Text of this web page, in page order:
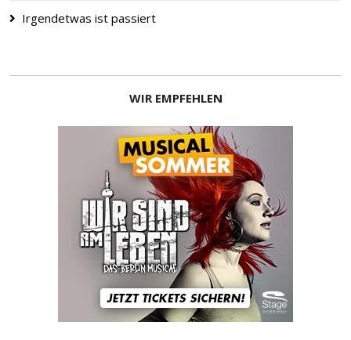
Irgendetwas ist passiert
WIR EMPFEHLEN